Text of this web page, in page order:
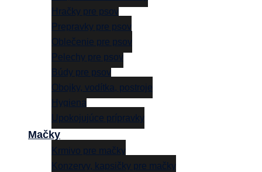
Hračky pre psov
Prepravky pre psov
Oblečenie pre psov
Pelechy pre psov
Búdy pre psov
Obojky, vodítka, postroje
Hygiena
Upokojujúce prípravky
Mačky
Krmivo pre mačky
Konzervy, kapsičky pre mačky